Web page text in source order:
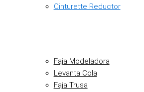
Cinturette Reductor
Faja Modeladora
Levanta Cola
Faja Trusa